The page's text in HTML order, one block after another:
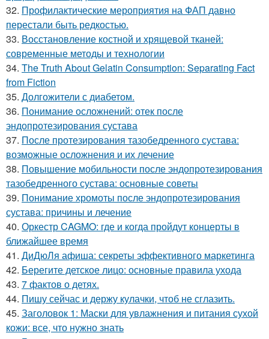
32. Профилактические мероприятия на ФАП давно
перестали быть редкостью.
33. Восстановление костной и хрящевой тканей:
современные методы и технологии
34. The Truth About Gelatin Consumption: Separating Fact
from Fiction
35. Долгожители с диабетом.
36. Понимание осложнений: отек после
эндопротезирования сустава
37. После протезирования тазобедренного сустава:
возможные осложнения и их лечение
38. Повышение мобильности после эндопротезирования
тазобедренного сустава: основные советы
39. Понимание хромоты после эндопротезирования
сустава: причины и лечение
40. Оркестр CAGMO: где и когда пройдут концерты в
ближайшее время
41. ДиДюЛя афиша: секреты эффективного маркетинга
42. Берегите детское лицо: основные правила ухода
43. 7 фактов о детях.
44. Пишу сейчас и держу кулачки, чтоб не сглазить.
45. Заголовок 1: Маски для увлажнения и питания сухой
кожи: все, что нужно знать